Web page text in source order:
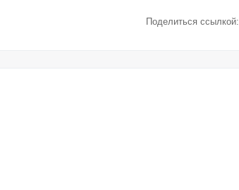
Поделиться ссылкой: